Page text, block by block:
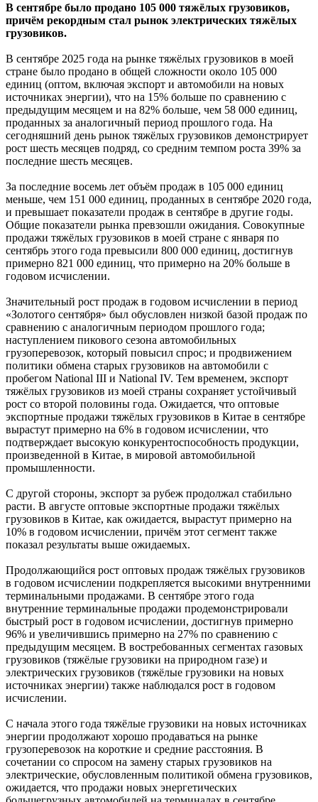
В сентябре было продано 105 000 тяжёлых грузовиков,
причём рекордным стал рынок электрических тяжёлых
грузовиков.
В сентябре 2025 года на рынке тяжёлых грузовиков в моей
стране было продано в общей сложности около 105 000
единиц (оптом, включая экспорт и автомобили на новых
источниках энергии), что на 15% больше по сравнению с
предыдущим месяцем и на 82% больше, чем 58 000 единиц,
проданных за аналогичный период прошлого года. На
сегодняшний день рынок тяжёлых грузовиков демонстрирует
рост шесть месяцев подряд, со средним темпом роста 39% за
последние шесть месяцев.
За последние восемь лет объём продаж в 105 000 единиц
меньше, чем 151 000 единиц, проданных в сентябре 2020 года,
и превышает показатели продаж в сентябре в другие годы.
Общие показатели рынка превзошли ожидания. Совокупные
продажи тяжёлых грузовиков в моей стране с января по
сентябрь этого года превысили 800 000 единиц, достигнув
примерно 821 000 единиц, что примерно на 20% больше в
годовом исчислении.
Значительный рост продаж в годовом исчислении в период
«Золотого сентября» был обусловлен низкой базой продаж по
сравнению с аналогичным периодом прошлого года;
наступлением пикового сезона автомобильных
грузоперевозок, который повысил спрос; и продвижением
политики обмена старых грузовиков на автомобили с
пробегом National III и National IV. Тем временем, экспорт
тяжёлых грузовиков из моей страны сохраняет устойчивый
рост со второй половины года. Ожидается, что оптовые
экспортные продажи тяжёлых грузовиков в Китае в сентябре
вырастут примерно на 6% в годовом исчислении, что
подтверждает высокую конкурентоспособность продукции,
произведенной в Китае, в мировой автомобильной
промышленности.
С другой стороны, экспорт за рубеж продолжал стабильно
расти. В августе оптовые экспортные продажи тяжёлых
грузовиков в Китае, как ожидается, вырастут примерно на
10% в годовом исчислении, причём этот сегмент также
показал результаты выше ожидаемых.
Продолжающийся рост оптовых продаж тяжёлых грузовиков
в годовом исчислении подкрепляется высокими внутренними
терминальными продажами. В сентябре этого года
внутренние терминальные продажи продемонстрировали
быстрый рост в годовом исчислении, достигнув примерно
96% и увеличившись примерно на 27% по сравнению с
предыдущим месяцем. В востребованных сегментах газовых
грузовиков (тяжёлые грузовики на природном газе) и
электрических грузовиков (тяжёлые грузовики на новых
источниках энергии) также наблюдался рост в годовом
исчислении.
С начала этого года тяжёлые грузовики на новых источниках
энергии продолжают хорошо продаваться на рынке
грузоперевозок на короткие и средние расстояния. В
сочетании со спросом на замену старых грузовиков на
электрические, обусловленным политикой обмена грузовиков,
ожидается, что продажи новых энергетических